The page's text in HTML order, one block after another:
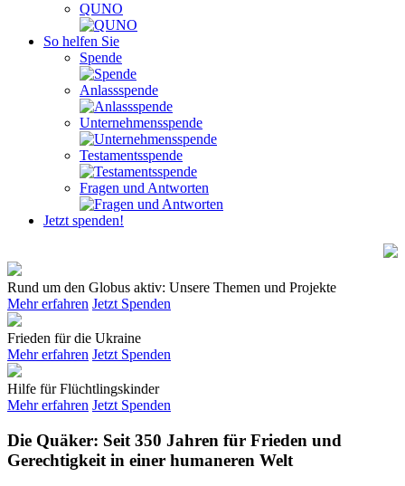
QUNO
So helfen Sie
Spende
Anlassspende
Unternehmensspende
Testamentsspende
Fragen und Antworten
Jetzt spenden!
Rund um den Globus aktiv: Unsere Themen und Projekte
Mehr erfahren Jetzt Spenden
Frieden für die Ukraine
Mehr erfahren Jetzt Spenden
Hilfe für Flüchtlingskinder
Mehr erfahren Jetzt Spenden
Die Quäker: Seit 350 Jahren für Frieden und
Gerechtigkeit in einer humaneren Welt